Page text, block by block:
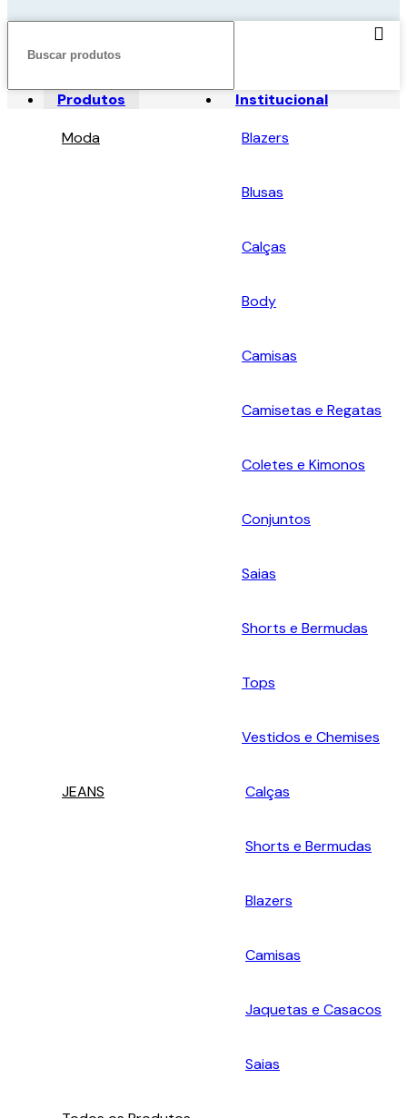
Institucional
Produtos
Moda
Blazers
Blusas
Calças
Body
Camisas
Camisetas e Regatas
Coletes e Kimonos
Conjuntos
Saias
Shorts e Bermudas
Tops
Vestidos e Chemises
JEANS Calças
Shorts e Bermudas
Blazers
Camisas
Jaquetas e Casacos
Saias